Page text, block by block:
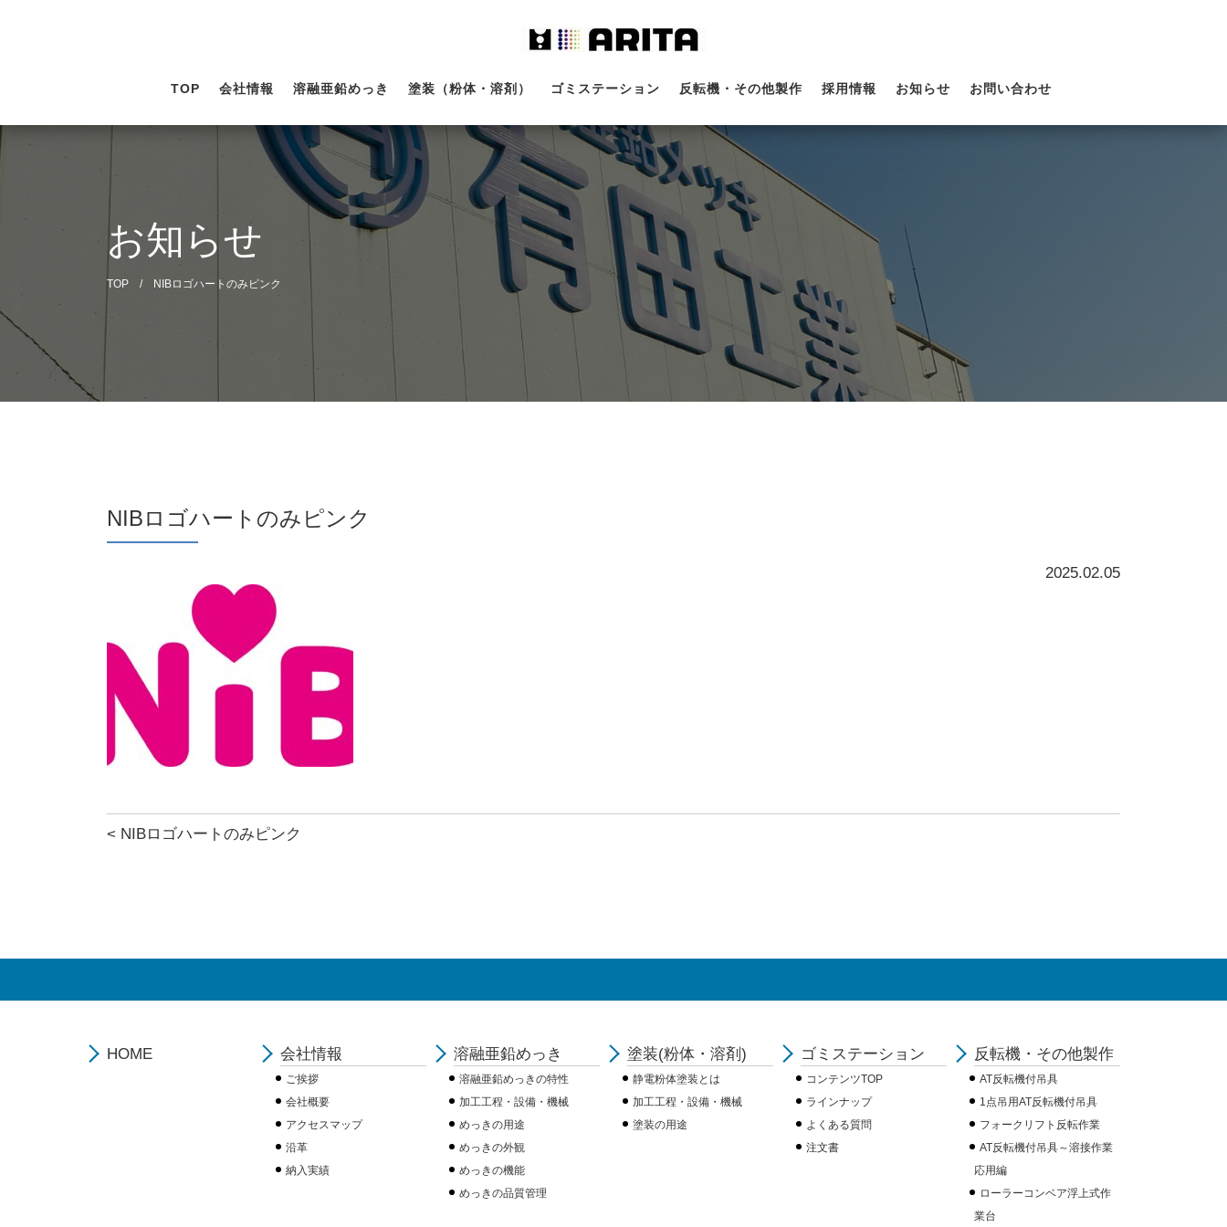
TOP 会社情報 溶融亜鉛めっき 塗装（粉体・溶剤） ゴミステーション 反転機・その他製作 採用情報 お知らせ お問い合わせ
お知らせ
TOP / NIBロゴハートのみピンク
NIBロゴハートのみピンク
2025.02.05
< NIBロゴハートのみピンク
HOME 会社情報
ご挨拶
会社概要
アクセスマップ
沿革
納入実績
溶融亜鉛めっき
溶融亜鉛めっきの特性
加工工程・設備・機械
めっきの用途
めっきの外観
めっきの機能
めっきの品質管理
塗装(粉体・溶剤)
静電粉体塗装とは
加工工程・設備・機械
塗装の用途
ゴミステーション
コンテンツTOP
ラインナップ
よくある質問
注文書
反転機・その他製作
AT反転機付吊具
1点吊用AT反転機付吊具
フォークリフト反転作業
AT反転機付吊具～溶接作業
応用編
ローラーコンベア浮上式作
業台